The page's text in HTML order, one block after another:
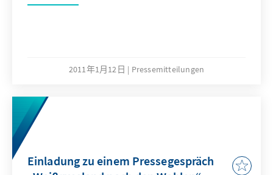
2011年1月12日 Pressemitteilungen
Einladung zu einem Pressegespräch